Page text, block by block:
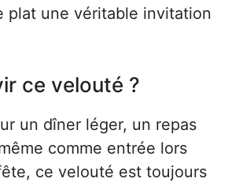
plat une véritable invitation
ce velouté ?
un dîner léger, un repas
comme entrée lors
ce velouté est toujours